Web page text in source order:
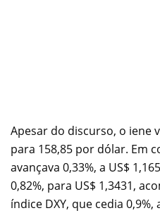
Apesar do discurso, o iene
para 158,85 por dólar. Em
avançava 0,33%, a US$
0,82%, para US$ 1,3431,
índice DXY, que cedia